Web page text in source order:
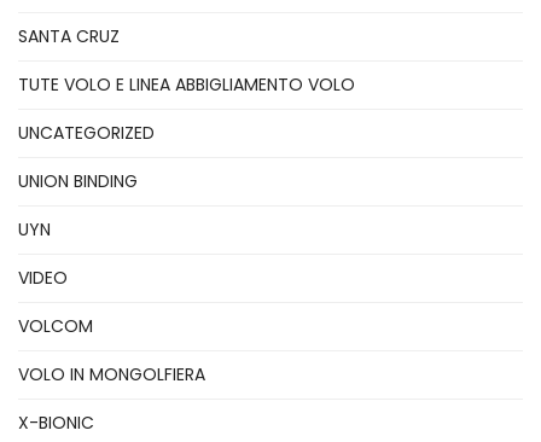
SANTA CRUZ
TUTE VOLO E LINEA ABBIGLIAMENTO VOLO
UNCATEGORIZED
UNION BINDING
UYN
VIDEO
VOLCOM
VOLO IN MONGOLFIERA
X-BIONIC